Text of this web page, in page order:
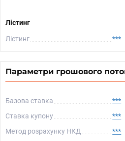
Лістинг
Лістинг ***
Параметри грошового
Базова ставка
***
Ставка купону
***
Метод розрахунку НКД
***